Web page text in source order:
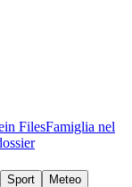
FilesFamiglia nel
Sport
Meteo